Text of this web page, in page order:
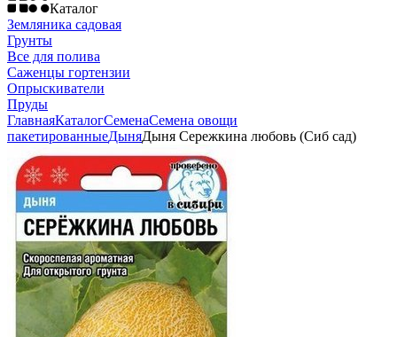
Каталог
Земляника садовая
Грунты
Все для полива
Саженцы гортензии
Опрыскиватели
Пруды
ГлавнаяКаталогСеменаСемена овощи
пакетированныеДыняДыня Сережкина любовь (Сиб сад)